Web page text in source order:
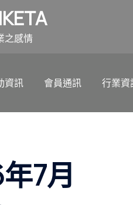
之感情
資訊 會員通訊 行業資
7月